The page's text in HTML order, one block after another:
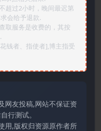
超过2小时，晚间最迟第
会给予退款.
取服务是收费的，其按
钱者、指使者],博主指受
网友投稿,网站不保证资
行测试。
用,版权归资源原作者所